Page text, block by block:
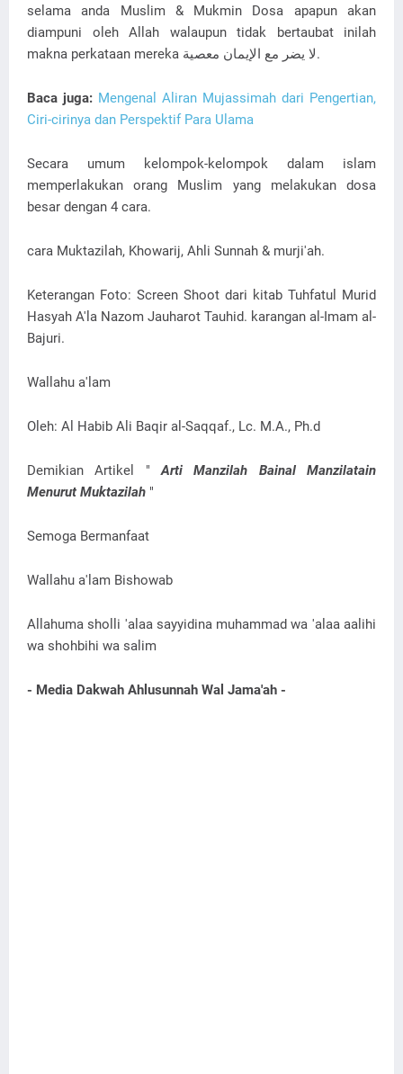
selama anda Muslim & Mukmin Dosa apapun akan
diampuni oleh Allah walaupun tidak bertaubat inilah
makna perkataan mereka لا يضر مع الإيمان معصية.
Baca juga: Mengenal Aliran Mujassimah dari Pengertian,
Ciri-cirinya dan Perspektif Para Ulama
Secara umum kelompok-kelompok dalam islam
memperlakukan orang Muslim yang melakukan dosa
besar dengan 4 cara.
cara Muktazilah, Khowarij, Ahli Sunnah & murji'ah.
Keterangan Foto: Screen Shoot dari kitab Tuhfatul Murid
Hasyah A'la Nazom Jauharot Tauhid. karangan al-Imam al-
Bajuri.
Wallahu a'lam
Oleh: Al Habib Ali Baqir al-Saqqaf., Lc. M.A., Ph.d
Demikian Artikel "Arti Manzilah Bainal Manzilatain
Menurut Muktazilah "
Semoga Bermanfaat
Wallahu a'lam Bishowab
Allahuma sholli 'alaa sayyidina muhammad wa 'alaa aalihi
wa shohbihi wa salim
- Media Dakwah Ahlusunnah Wal Jama'ah -